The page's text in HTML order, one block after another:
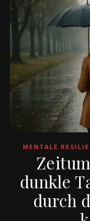
MENTALE
dunkle
durch